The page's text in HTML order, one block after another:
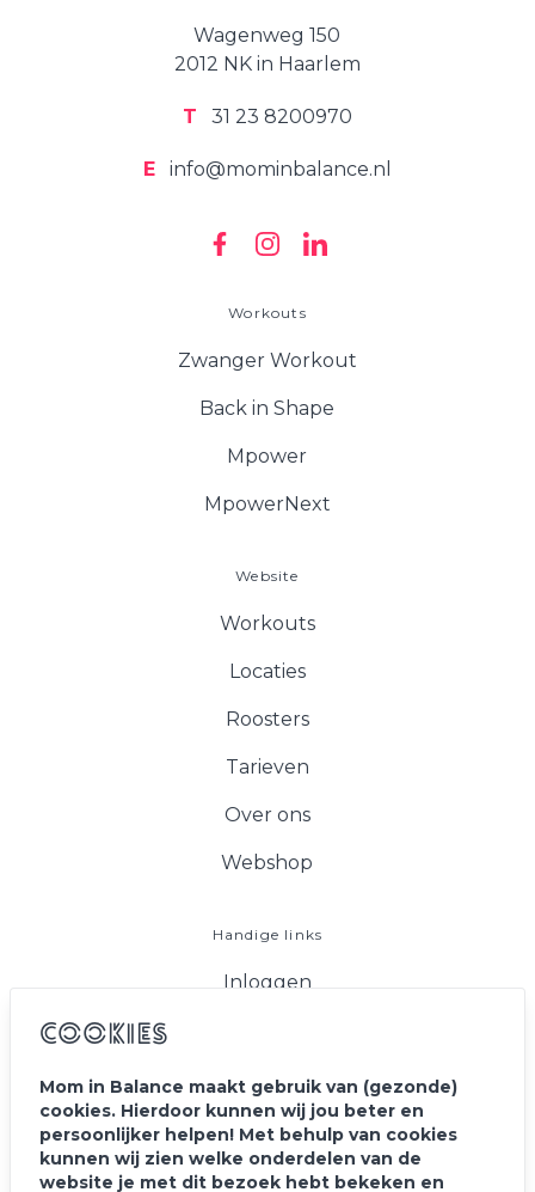
Cookies
Mom in Balance maakt gebruik van (gezonde)
cookies. Hierdoor kunnen wij jou beter en
persoonlijker helpen! Met behulp van cookies
kunnen wij zien welke onderdelen van de
website je met dit bezoek hebt bekeken en
Wagenweg 150
2012 NK in Haarlem
T 31 23 8200970
E info@mominbalance.nl
Workouts
Zwanger Workout
Back in Shape
Mpower
MpowerNext
Website
Workouts
Locaties
Roosters
Tarieven
Over ons
Webshop
Handige links
Inloggen
Vacatures
Blog
Contact